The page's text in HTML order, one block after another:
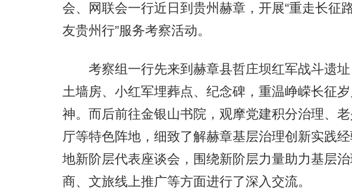
会、网联会一行近日到贵州赫章，开展“重走长
友贵州行”服务考察活动。
考察组一行先来到赫章县哲庄坝红军战斗遗址
土墙房、小红军埋葬点、纪念碑，重温峥嵘长征
神。而后前往金银山书院，观摩党建积分治理、
厅等特色阵地，细致了解赫章基层治理创新实践
地新阶层代表座谈会，围绕新阶层力量助力基层
商、文旅线上推广等方面进行了深入交流。